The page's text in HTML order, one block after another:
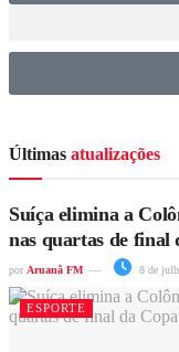
Últimas atualizações
Suíça elimina a
nas quartas de final
por Aruanã FM 8 de
ESPORTE